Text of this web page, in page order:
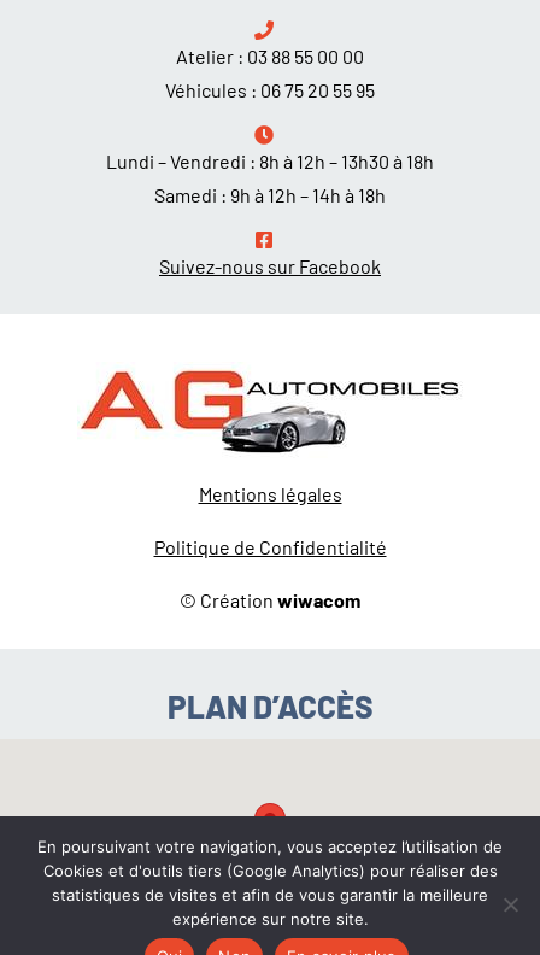
Atelier : 03 88 55 00 00
Véhicules : 06 75 20 55 95
Lundi – Vendredi : 8h à 12h – 13h30 à 18h
Samedi : 9h à 12h – 14h à 18h
Suivez-nous sur Facebook
Mentions légales
Politique de Confidentialité
© Création wiwacom
PLAN D’ACCÈS
En poursuivant votre navigation, vous acceptez l’utilisation de
Cookies et d'outils tiers (Google Analytics) pour réaliser des
statistiques de visites et afin de vous garantir la meilleure
expérience sur notre site.